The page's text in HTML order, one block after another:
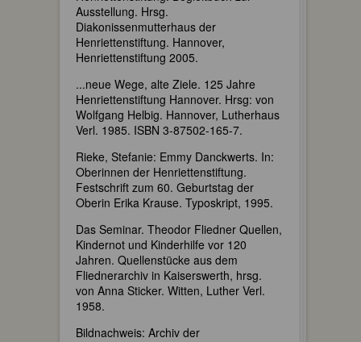
Ausstellung. Hrsg.
Diakonissenmutterhaus der
Henriettenstiftung. Hannover,
Henriettenstiftung 2005.
...neue Wege, alte Ziele. 125 Jahre
Henriettenstiftung Hannover. Hrsg: von
Wolfgang Helbig. Hannover, Lutherhaus
Verl. 1985. ISBN 3-87502-165-7.
Rieke, Stefanie: Emmy Danckwerts. In:
Oberinnen der Henriettenstiftung.
Festschrift zum 60. Geburtstag der
Oberin Erika Krause. Typoskript, 1995.
Das Seminar. Theodor Fliedner Quellen,
Kindernot und Kinderhilfe vor 120
Jahren. Quellenstücke aus dem
Fliednerarchiv in Kaiserswerth, hrsg.
von Anna Sticker. Witten, Luther Verl.
1958.
Bildnachweis: Archiv der